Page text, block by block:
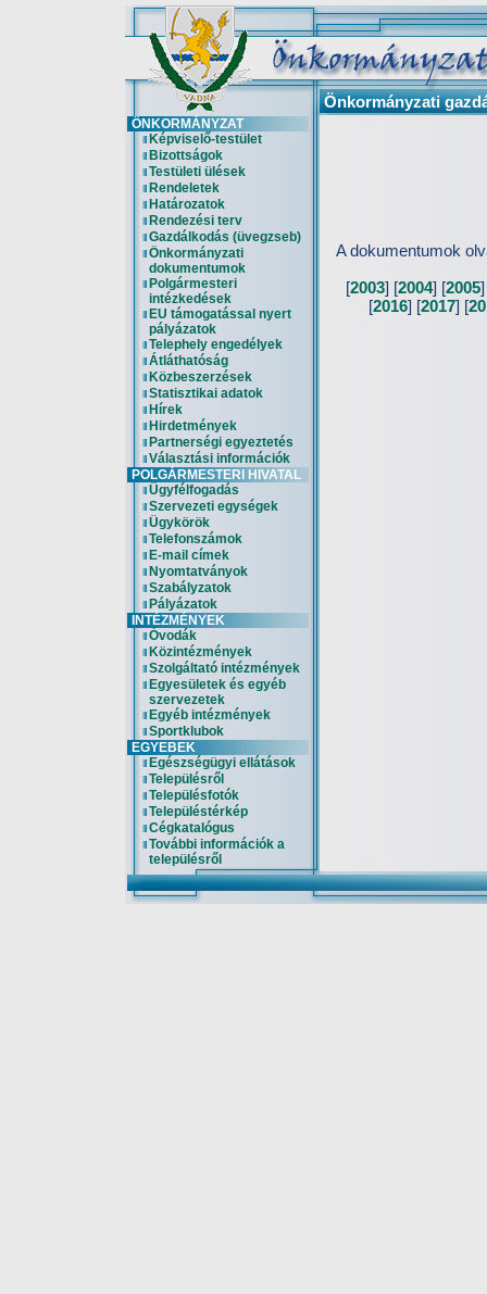
Önkormányzati
ÖNKORMÁNYZAT
Képviselő-testület
Bizottságok
Testületi ülések
Rendeletek
Határozatok
Rendezési terv
Gazdálkodás (üvegzseb)
Önkormányzati
dokumentumok
Polgármesteri
intézkedések
EU támogatással nyert
pályázatok
Telephely engedélyek
Átláthatóság
Közbeszerzések
Statisztikai adatok
Hírek
Hirdetmények
Partnerségi egyeztetés
Választási információk
POLGÁRMESTERI HIVATAL
Ügyfélfogadás
Szervezeti egységek
Ügykörök
Telefonszámok
E-mail címek
Nyomtatványok
Szabályzatok
Pályázatok
INTÉZMÉNYEK
Óvodák
Közintézmények
Szolgáltató intézmények
Egyesületek és egyéb
szervezetek
Egyéb intézmények
Sportklubok
EGYEBEK
Egészségügyi ellátások
Településről
Településfotók
Településtérkép
Cégkatalógus
További információk a
településről
A dokumentumok
[2003] [2004] [2005]
[2016] [2017] [